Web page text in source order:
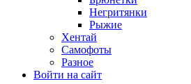
Негритянки
Рыжие
Хентай
Самофоты
Разное
Войти на сайт